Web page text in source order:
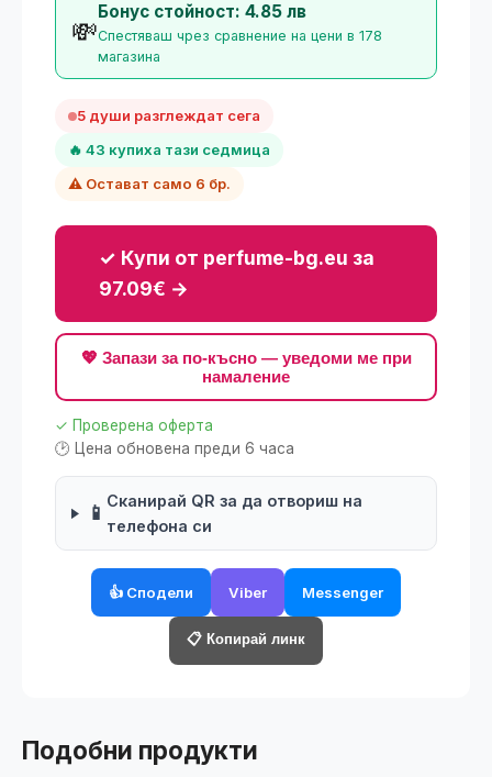
💸
Бонус стойност: 4.85 лв
Спестяваш чрез сравнение на цени в 178
магазина
5 души разглеждат сега
🔥 43 купиха тази седмица
⚠️ Остават само 6 бр.
✓ Купи от perfume-bg.eu за
97.09€ →
💖 Запази за по-късно — уведоми ме при
намаление
✓ Проверена оферта
🕑 Цена обновена преди 6 часа
📱
Сканирай QR за да отвориш на
телефона си
👍 Сподели Viber Messenger
📋 Копирай линк
Подобни продукти